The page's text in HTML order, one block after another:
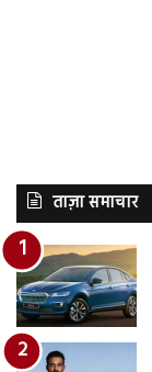
ताज़ा समाचार